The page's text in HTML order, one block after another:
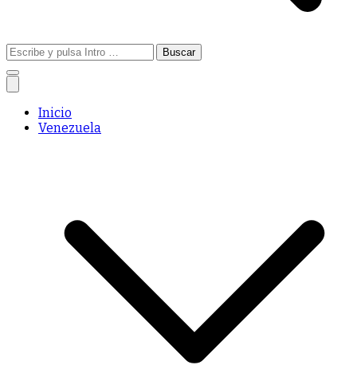
Buscar:
Inicio
Venezuela